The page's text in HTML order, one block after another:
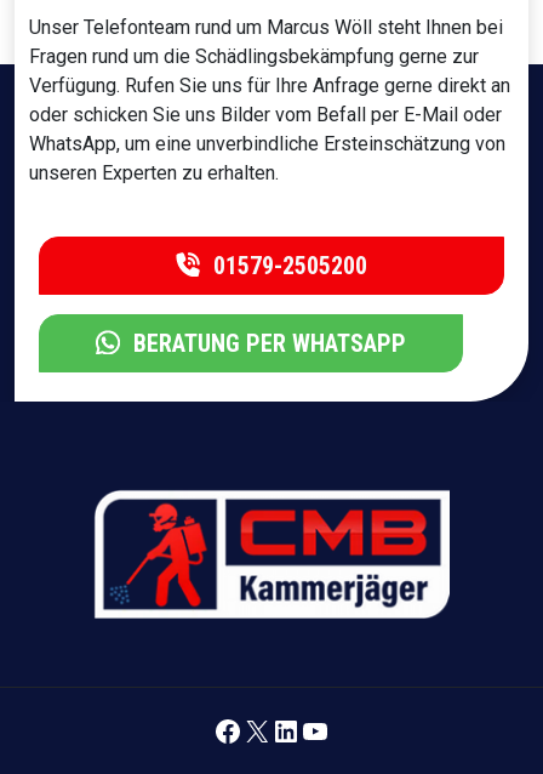
Unser Telefonteam rund um Marcus Wöll steht Ihnen bei
Fragen rund um die Schädlingsbekämpfung gerne zur
Verfügung. Rufen Sie uns für Ihre Anfrage gerne direkt an
oder schicken Sie uns Bilder vom Befall per E-Mail oder
WhatsApp, um eine unverbindliche Ersteinschätzung von
unseren Experten zu erhalten.
01579-2505200
BERATUNG PER WHATSAPP
Facebook
X LinkedIn
YouTube